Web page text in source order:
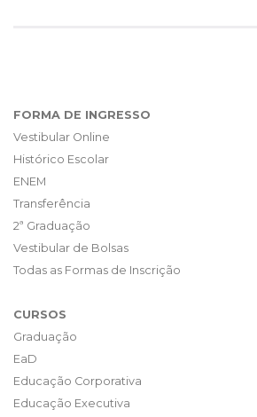
FORMA DE INGRESSO
Vestibular Online
Histórico Escolar
ENEM
Transferência
2ª Graduação
Vestibular de Bolsas
Todas as Formas de Inscrição
CURSOS
Graduação
EaD
Educação Corporativa
Educação Executiva